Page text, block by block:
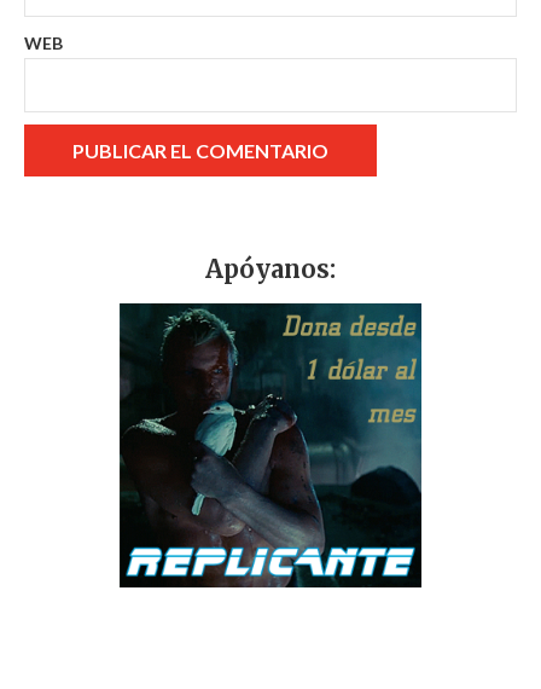
WEB
Apóyanos: